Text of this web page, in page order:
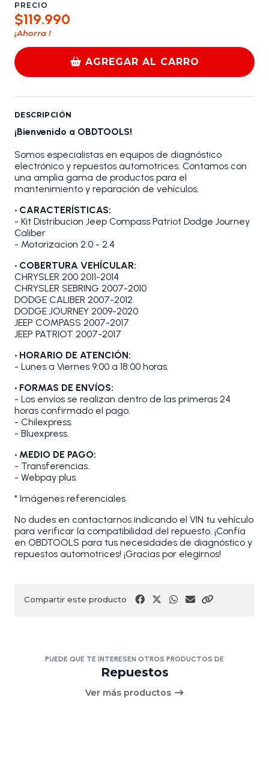
PRECIO
$119.990
¡Ahorra !
AGREGAR AL CARRO
DESCRIPCIÓN
¡Bienvenido a OBDTOOLS!
Somos especialistas en equipos de diagnóstico
electrónico y repuestos automotrices. Contamos con
una amplia gama de productos para el
mantenimiento y reparación de vehículos.
• CARACTERÍSTICAS:
- Kit Distribucion Jeep Compass Patriot Dodge Journey
Caliber
- Motorizacion 2.0 - 2.4
• COBERTURA VEHÍCULAR:
CHRYSLER 200 2011-2014
CHRYSLER SEBRING 2007-2010
DODGE CALIBER 2007-2012
DODGE JOURNEY 2009-2020
JEEP COMPASS 2007-2017
JEEP PATRIOT 2007-2017
• HORARIO DE ATENCIÓN:
- Lunes a Viernes 9:00 a 18:00 horas.
• FORMAS DE ENVÍOS:
- Los envíos se realizan dentro de las primeras 24
horas confirmado el pago.
- Chilexpress.
- Bluexpress.
• MEDIO DE PAGO:
- Transferencias.
- Webpay plus.
* Imágenes referenciales
No dudes en contactarnos indicando el VIN tu vehículo
para verificar la compatibilidad del repuesto. ¡Confía
en OBDTOOLS para tus necesidades de diagnóstico y
repuestos automotrices! ¡Gracias por elegirnos!
Compartir este producto
PUEDE QUE TE INTERESEN OTROS PRODUCTOS DE
Repuestos
Ver más productos